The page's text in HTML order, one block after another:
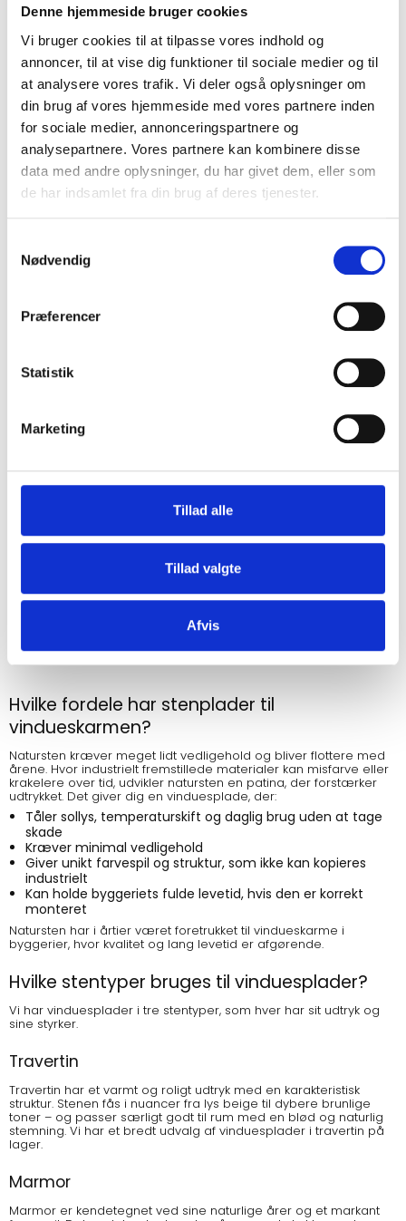
Denne hjemmeside bruger cookies
Vi bruger cookies til at tilpasse vores indhold og
annoncer, til at vise dig funktioner til sociale medier og til
at analysere vores trafik. Vi deler også oplysninger om
din brug af vores hjemmeside med vores partnere inden
for sociale medier, annonceringspartnere og
analysepartnere. Vores partnere kan kombinere disse
data med andre oplysninger, du har givet dem, eller som
de har indsamlet fra din brug af deres tjenester.
Nødvendig
Præferencer
Statistik
Marketing
Tillad alle
Tillad valgte
Afvis
Jura marmor Grå/Grau
Mange størrelser
Vis produkt
Hvilke fordele har stenplader til
vindueskarmen?
Natursten kræver meget lidt vedligehold og bliver flottere med
årene. Hvor industrielt fremstillede materialer kan misfarve eller
krakelere over tid, udvikler natursten en patina, der forstærker
udtrykket. Det giver dig en vinduesplade, der:
Tåler sollys, temperaturskift og daglig brug uden at tage
skade
Kræver minimal vedligehold
Giver unikt farvespil og struktur, som ikke kan kopieres
industrielt
Kan holde byggeriets fulde levetid, hvis den er korrekt
monteret
Natursten har i årtier været foretrukket til vindueskarme i
byggerier, hvor kvalitet og lang levetid er afgørende.
Hvilke stentyper bruges til vinduesplader?
Vi har vinduesplader i tre stentyper, som hver har sit udtryk og
sine styrker.
Travertin
Travertin har et varmt og roligt udtryk med en karakteristisk
struktur. Stenen fås i nuancer fra lys beige til dybere brunlige
toner – og passer særligt godt til rum med en blød og naturlig
stemning. Vi har et bredt udvalg af vinduesplader i travertin på
lager.
Marmor
Marmor er kendetegnet ved sine naturlige årer og et markant